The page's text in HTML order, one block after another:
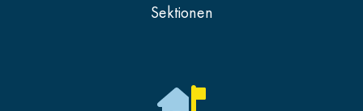
Sektionen